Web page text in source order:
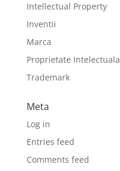
Intellectual Property
Inventii
Marca
Proprietate Intelectuala
Trademark
Meta
Log in
Entries feed
Comments feed